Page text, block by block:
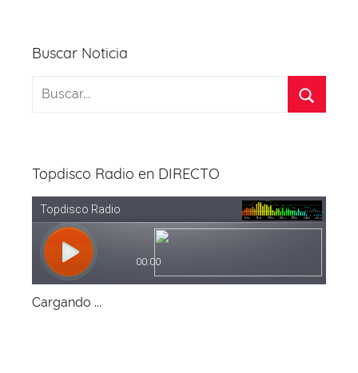
Buscar Noticia
Topdisco Radio en DIRECTO
Cargando ...